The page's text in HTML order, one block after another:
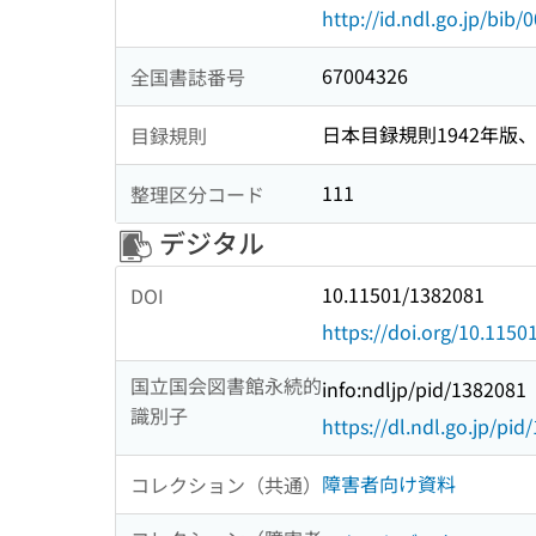
http://id.ndl.go.jp/bib/
全国書誌番号 67004326
目録規則 日本目録規則1942年版
整理区分コード 111
デジタル
DOI
10.11501/1382081
https://doi.org/
国立国会図書館永続的
識別子
info:ndljp/pid/1382081
https://dl.ndl.go.jp/pid/
コレクション（共通） 障害者向け資料